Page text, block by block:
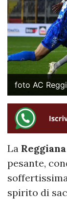
foto AC
La Reggiana
pesante,
spirito di